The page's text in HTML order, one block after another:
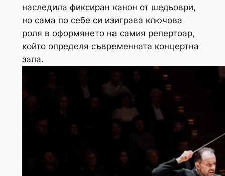
наследила фиксиран канон от шедьоври,
но сама по себе си изиграва ключова
роля в оформянето на самия репертоар,
който определя съвременната концертна
зала.